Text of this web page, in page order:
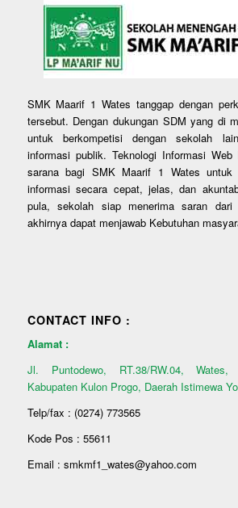
SMK Maarif 1 Wates tanggap dengan
tersebut. Dengan dukungan SDM yang di
untuk berkompetisi dengan sekolah
informasi publik. Teknologi Informasi Web
sarana bagi SMK Maarif 1 Wates untuk
informasi secara cepat, jelas, dan
pula, sekolah siap menerima saran
akhirnya dapat menjawab Kebutuhan
CONTACT INFO :
Alamat :
Jl. Puntodewo, RT.38/RW.04, Wates,
Kabupaten Kulon Progo, Daerah Istimewa
Telp/fax : (0274) 773565
Kode Pos : 55611
Email : smkmf1_wates@yahoo.com